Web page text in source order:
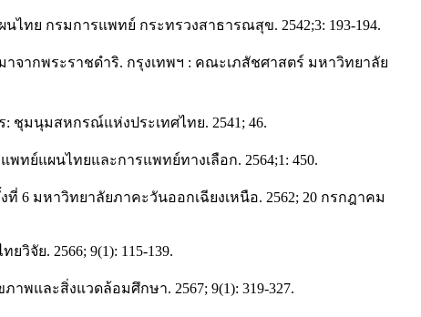
ทย กรมการแพทย์ กระทรวงสาธารณสุข. 2542;3: 193-194.
ากพระราชดำริ. กรุงเทพฯ : คณะเภสัชศาสตร์ มหาวิทยาลัย
มนุมสหกรณ์แห่งประเทศไทย. 2541; 46.
ย์แผนไทยและการแพทย์ทางเลือก. 2564;1: 450.
มหาวิทยาลัยภาคะวันออกเฉียงเหนือ. 2562; 20 กรกฎาคม
ย. 2566; 9(1): 115-139.
และสิ่งแวดล้อมศึกษา. 2567; 9(1): 319-327.